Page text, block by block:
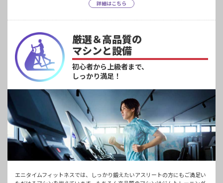
詳細はこちら
厳選＆高品質の
マシンと設備
初心者から上級者まで、
しっかり満足！
エニタイムフィットネスでは、しっかり鍛えたいアスリートの方にもご満足い